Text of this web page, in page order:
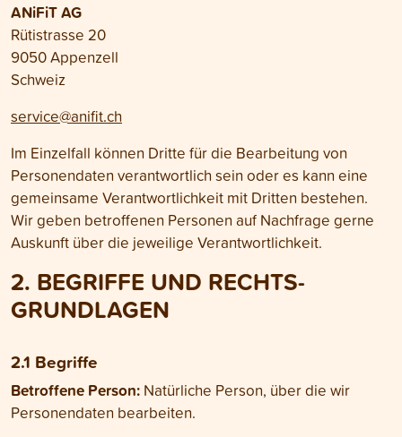
ANiFiT AG
Rütistrasse 20
9050 Appenzell
Schweiz
service@anifit.ch
Im Einzel­fall können Dritte für die Bearbeitung von
Personen­daten verantwortlich sein oder es kann eine
gemeinsame Verant­wortlich­keit mit Dritten bestehen.
Wir geben betroffenen Personen auf Nach­frage gerne
Auskunft über die jeweilige Verant­wort­lich­keit.
2. BEGRIFFE UND RECHTS­
GRUNDLAGEN
2.1 Begriffe
Betroffene Person: Natürliche Person, über die wir
Personen­daten bearbeiten.